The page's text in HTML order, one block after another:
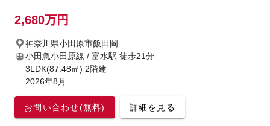
2,680万円
神奈川県小田原市飯田岡
小田急小田原線 / 富水駅 徒歩21分
3LDK(87.48㎡) 2階建
2026年8月
お問い合わせ(無料) 詳細を見る